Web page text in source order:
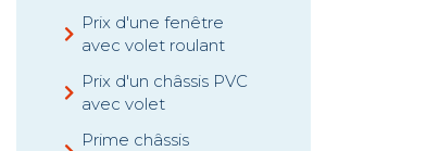
Prix d'une fenêtre
avec volet roulant
Prix d'un châssis PVC
avec volet
Prime châssis